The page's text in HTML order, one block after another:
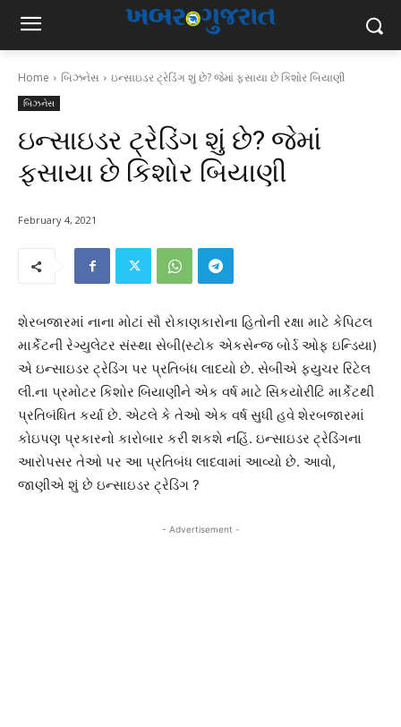
Home બિઝનેસ ઇન્સાઇડર ટ્રેડિંગ શું છે? જેમાં ફસાયા છે કિશોર બિયાણી
બિઝનેસ
ઇન્સાઇડર ટ્રેડિંગ શું છે? જેમાં
ફસાયા છે કિશોર બિયાણી
February 4, 2021
શેરબજારમાં નાના મોટાં સૌ રોકાણકારોના હિતોની રક્ષા માટે કેપિટલ
માર્કેટની રેગ્યુલેટર સંસ્થા સેબી(સ્ટોક એકસેન્જ બોર્ડ ઓફ ઇન્ડિયા)
એ ઇન્સાઇડર ટ્રેડિંગ પર પ્રતિબંધ લાદયો છે. સેબીએ ફયુચર રિટેલ
લી.ના પ્રમોટર કિશોર બિયાણીને એક વર્ષ માટે સિકયોરીટિ માર્કેટથી
પ્રતિબંધિત કર્યા છે. એટલે કે તેઓ એક વર્ષ સુધી હવે શેરબજારમાં
કોઇપણ પ્રકારનો કારોબાર કરી શકશે નહિં. ઇન્સાઇડર ટ્રેડિંગના
આરોપસર તેઓ પર આ પ્રતિબંધ લાદવામાં આવ્યો છે. આવો,
જાણીએ શું છે ઇન્સાઇડર ટ્રેડિંગ ?
- Advertisement -